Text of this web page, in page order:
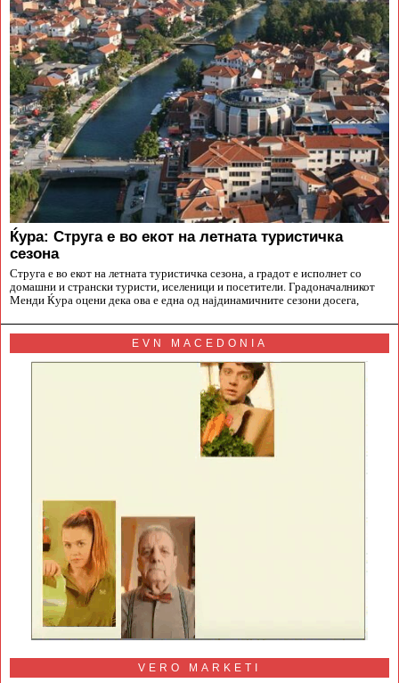
Ќура: Струга е во екот на летната туристичка
сезона
Струга е во екот на летната туристичка сезона, а градот е исполнет со
домашни и странски туристи, иселеници и посетители. Градоначалникот
Менди Ќура оцени дека ова е една од најдинамичните сезони досега,
EVN MACEDONIA
VERO MARKETI